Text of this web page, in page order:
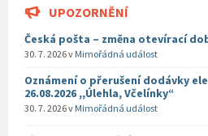
UPOZORNĚNÍ
Česká pošta – změna otevírací
30. 7. 2026v Mimořádná událost
Oznámení o přerušení dodávky
26.08.2026 ,,Úlehla, Včelínky“
30. 7. 2026v Mimořádná událost